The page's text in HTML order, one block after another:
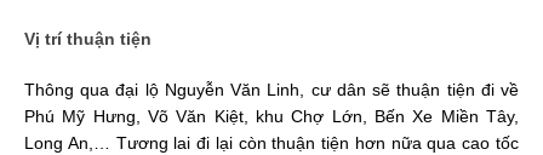
Vị trí thuận tiện
Thông qua đại lộ Nguyễn Văn Linh, cư dân sẽ thuận tiện đi về
Phú Mỹ Hưng, Võ Văn Kiệt, khu Chợ Lớn, Bến Xe Miền Tây,
Long An,… Tương lai đi lại còn thuận tiện hơn nữa qua cao tốc